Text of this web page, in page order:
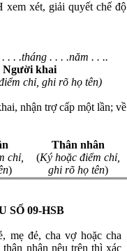
xét, giải quyết chế độ
. . .tháng . . . .năm . . ..
Người khai
chỉ, ghi rõ họ tên)
nhận trợ cấp một lần; về
chỉ,
)
Thân nhân
(Ký hoặc điểm chỉ,
ghi rõ họ tên)
SỐ 09-HSB
mẹ đẻ, cha vợ hoặc cha
nhân nêu trên thì xác